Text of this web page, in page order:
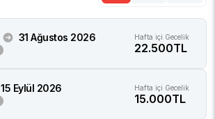
31 Ağustos 2026 Hafta içi Gecelik
22.500TL
15 Eylül 2026 Hafta içi Gecelik
15.000TL